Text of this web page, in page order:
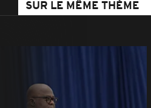
SUR LE MÊME THÈME